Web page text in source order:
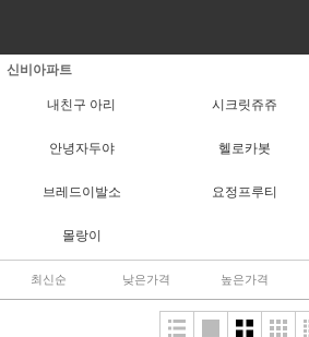
신비아파트
내친구 아리 시크릿쥬쥬
안녕자두야 헬로카봇
브레드이발소 요정프루티
몰랑이
최신순 낮은가격 높은가격